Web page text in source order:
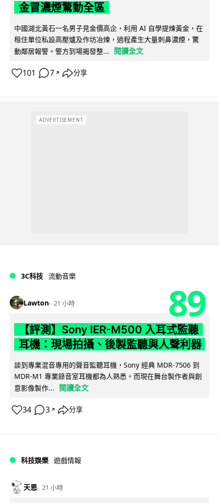
金冒濃煙驚動全區
中國湖北黃石一名男子見金價高企，利用 AI 自學提煉黃金，在
租住單位私設高壓爐及作坊冶煉，過程產生大量刺鼻濃煙，驚
動鄰居報警。警方到場揭發整...
閱讀全文
101 7 ↗ 分享
ADVERTISEMENT
3C科技 流動音樂
Lawton 21 小時 89
【評測】Sony IER-M500 入耳式監聽
耳機：現場拍攝、後製監聽與人聲利器
談到專業混音專用的聲音監聽耳機，Sony 經典 MDR-7506 到
MDR-M1 專業錄音室耳機都為人熟悉。而現在舞台製作者與創
意影像製作...
閱讀全文
34 3 ↗ 分享
科技娛樂 遊戲情報
天恩 21 小時